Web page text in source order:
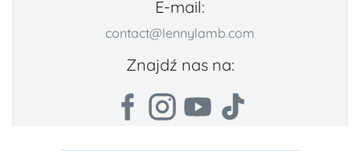
E-mail:
contact@lennylamb.com
Znajdź nas na: